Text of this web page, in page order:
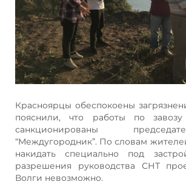
Красноярцы обеспокоены
пояснили, что работы по
санкционированы
“Междугородник”. По словам
накидать специально под
разрешения руководства СНТ
Волги невозможно.